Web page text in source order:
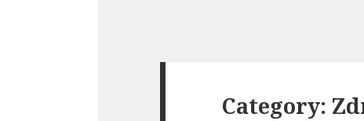
Category: